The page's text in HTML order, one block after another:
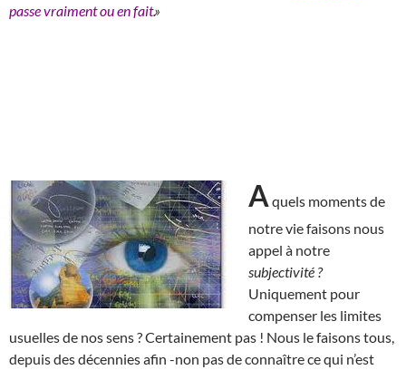
passe vraiment ou en fait.»
A quels moments de
notre vie faisons nous
appel à notre
subjectivité ?
Uniquement pour
compenser les limites
usuelles de nos sens ? Certainement pas ! Nous le faisons tous,
depuis des décennies afin -non pas de connaître ce qui n’est